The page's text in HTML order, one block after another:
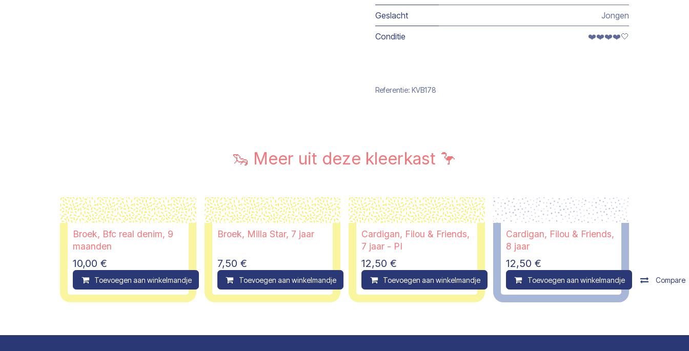
Geslacht Jongen
Conditie ❤️❤️❤️❤️🤍
Referentie: KVB178
🦦 Meer uit deze kleerkast 🦩
Broek, Bfc real denim, 9
maanden
10,00 €
Toevoegen aan winkelmandje Compare
Broek, Milla Star, 7 jaar
7,50 €
Toevoegen aan winkelmandje Compare
Cardigan, Filou & Friends,
7 jaar - PI
12,50 €
Toevoegen aan winkelmandje Compare
Cardigan, Filou & Friends,
8 jaar
12,50 €
Toevoegen aan winkelmandje Compare